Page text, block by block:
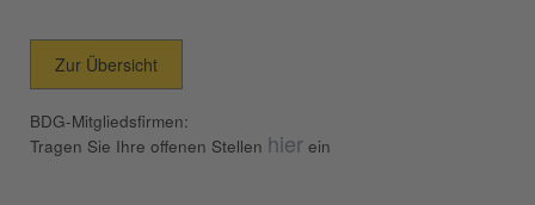
Zur Übersicht
BDG-Mitgliedsfirmen:
Tragen Sie Ihre offenen Stellen hier ein